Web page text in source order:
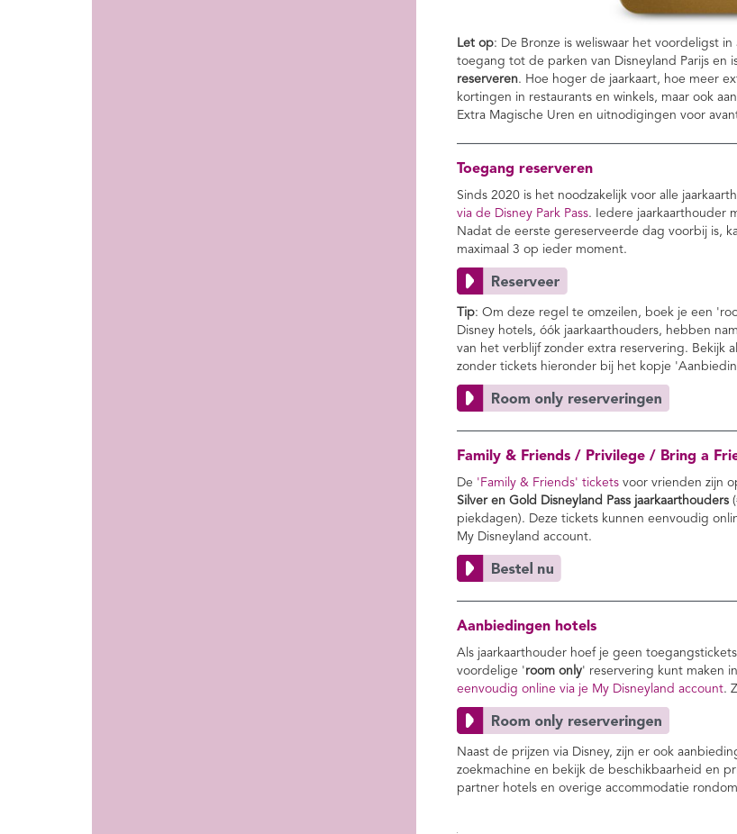
Let op: De Bronze is weliswaar het voordeligst
toegang tot de parken van Disneyland Parijs en
reserveren. Hoe hoger de jaarkaart, hoe meer
kortingen in restaurants en winkels, maar ook
Extra Magische Uren en uitnodigingen voor
Toegang reserveren
Sinds 2020 is het noodzakelijk voor alle
via de Disney Park Pass. Iedere jaarkaarthouder
Nadat de eerste gereserveerde dag voorbij is,
maximaal 3 op ieder moment.
Tip: Om deze regel te omzeilen, boek je een
Disney hotels, óók jaarkaarthouders, hebben
van het verblijf zonder extra reservering. Bekijk
zonder tickets hieronder bij het kopje
Family & Friends / Privilege / Bring a
De 'Family & Friends' tickets voor vrienden zijn
Silver en Gold Disneyland Pass jaarkaarthouders
piekdagen). Deze tickets kunnen eenvoudig
My Disneyland account.
Aanbiedingen hotels
Als jaarkaarthouder hoef je geen
voordelige 'room only' reservering kunt maken
eenvoudig online via je My Disneyland account.
Naast de prijzen via Disney, zijn er ook
zoekmachine en bekijk de beschikbaarheid en
partner hotels en overige accommodatie